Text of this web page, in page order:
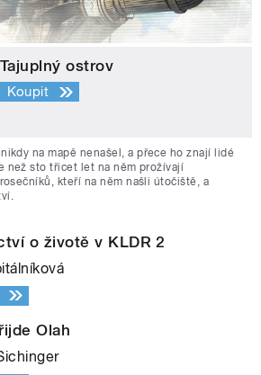
Tajuplný ostrov
Koupit
na mapě nenašel, a přece ho znají lidé
než sto třicet let na něm prožívají
kteří na něm našli útočiště, a
o životě v KLDR 2
Olah